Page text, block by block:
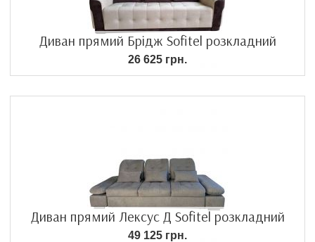
Диван прямий Брідж Sofitel розкладний
26 625 грн.
Диван прямий Лексус Д Sofitel розкладний
49 125 грн.